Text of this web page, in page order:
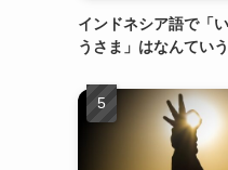
インドネシア語で「
うさま」はなんてい